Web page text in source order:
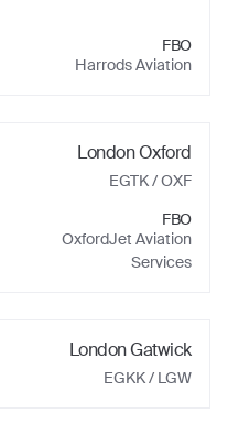
FBO
Harrods Aviation
London Oxford
EGTK/ OXF
FBO
OxfordJet Aviation
Services
London Gatwick
EGKK/ LGW